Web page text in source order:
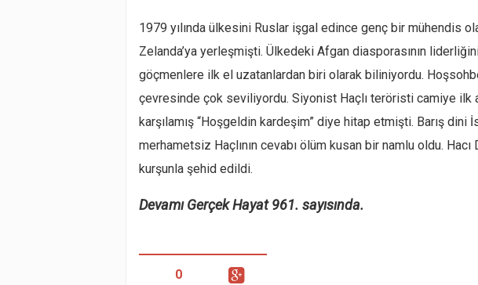
1979 yılında ülkesini Ruslar işgal edince genç bir mühendis
Zelanda’ya yerleşmişti. Ülkedeki Afgan diasporasının
göçmenlere ilk el uzatanlardan biri olarak biliniyordu.
çevresinde çok seviliyordu. Siyonist Haçlı teröristi camiye ilk
karşılamış “Hoşgeldin kardeşim” diye hitap etmişti. Barış dini
merhametsiz Haçlının cevabı ölüm kusan bir namlu oldu. Hacı
kurşunla şehid edildi.
Devamı Gerçek Hayat 961. sayısında.
0